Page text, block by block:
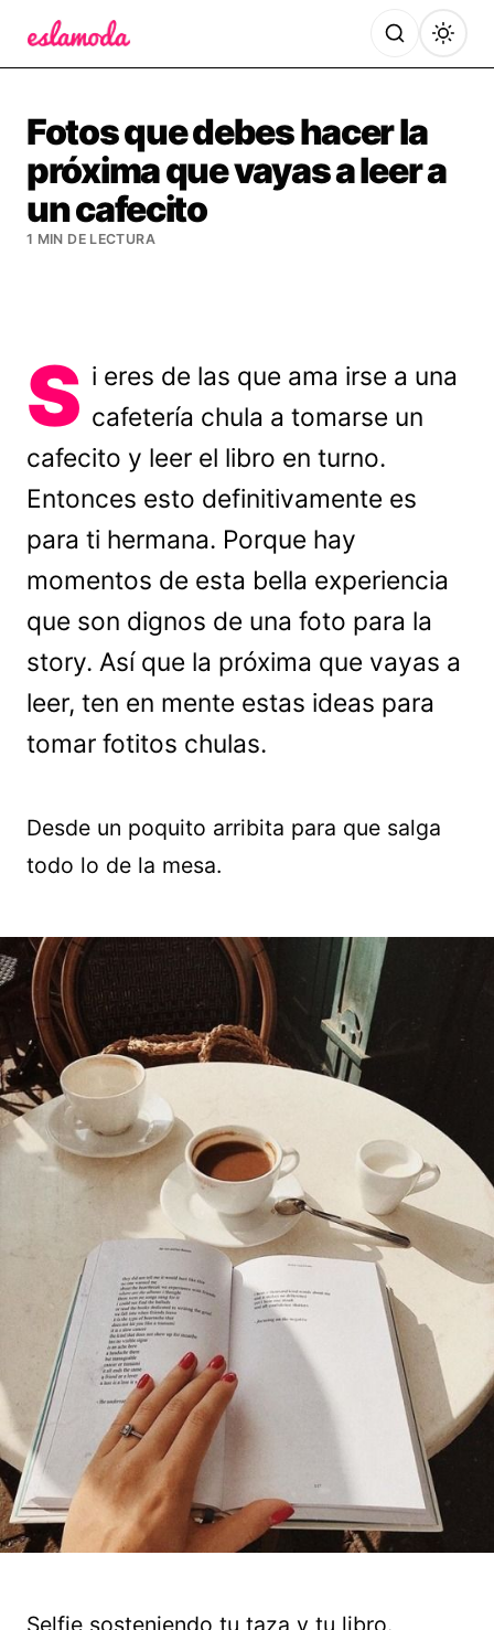
Fotos que debes hacer la
próxima que vayas a leer a
un cafecito
1 MIN DE LECTURA
S i eres de las que ama irse a una
cafetería chula a tomarse un
cafecito y leer el libro en turno.
Entonces esto definitivamente es
para ti hermana. Porque hay
momentos de esta bella experiencia
que son dignos de una foto para la
story. Así que la próxima que vayas a
leer, ten en mente estas ideas para
tomar fotitos chulas.
Desde un poquito arribita para que salga
todo lo de la mesa.
Selfie sosteniendo tu taza y tu libro.